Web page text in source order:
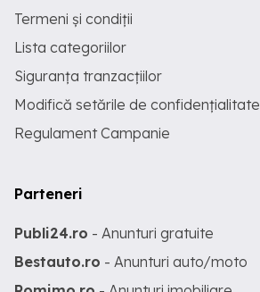
Termeni și condiții
Lista categoriilor
Siguranța tranzacțiilor
Modifică setările de confidențialitate
Regulament Campanie
Parteneri
Publi24.ro - Anunturi gratuite
Bestauto.ro - Anunturi auto/moto